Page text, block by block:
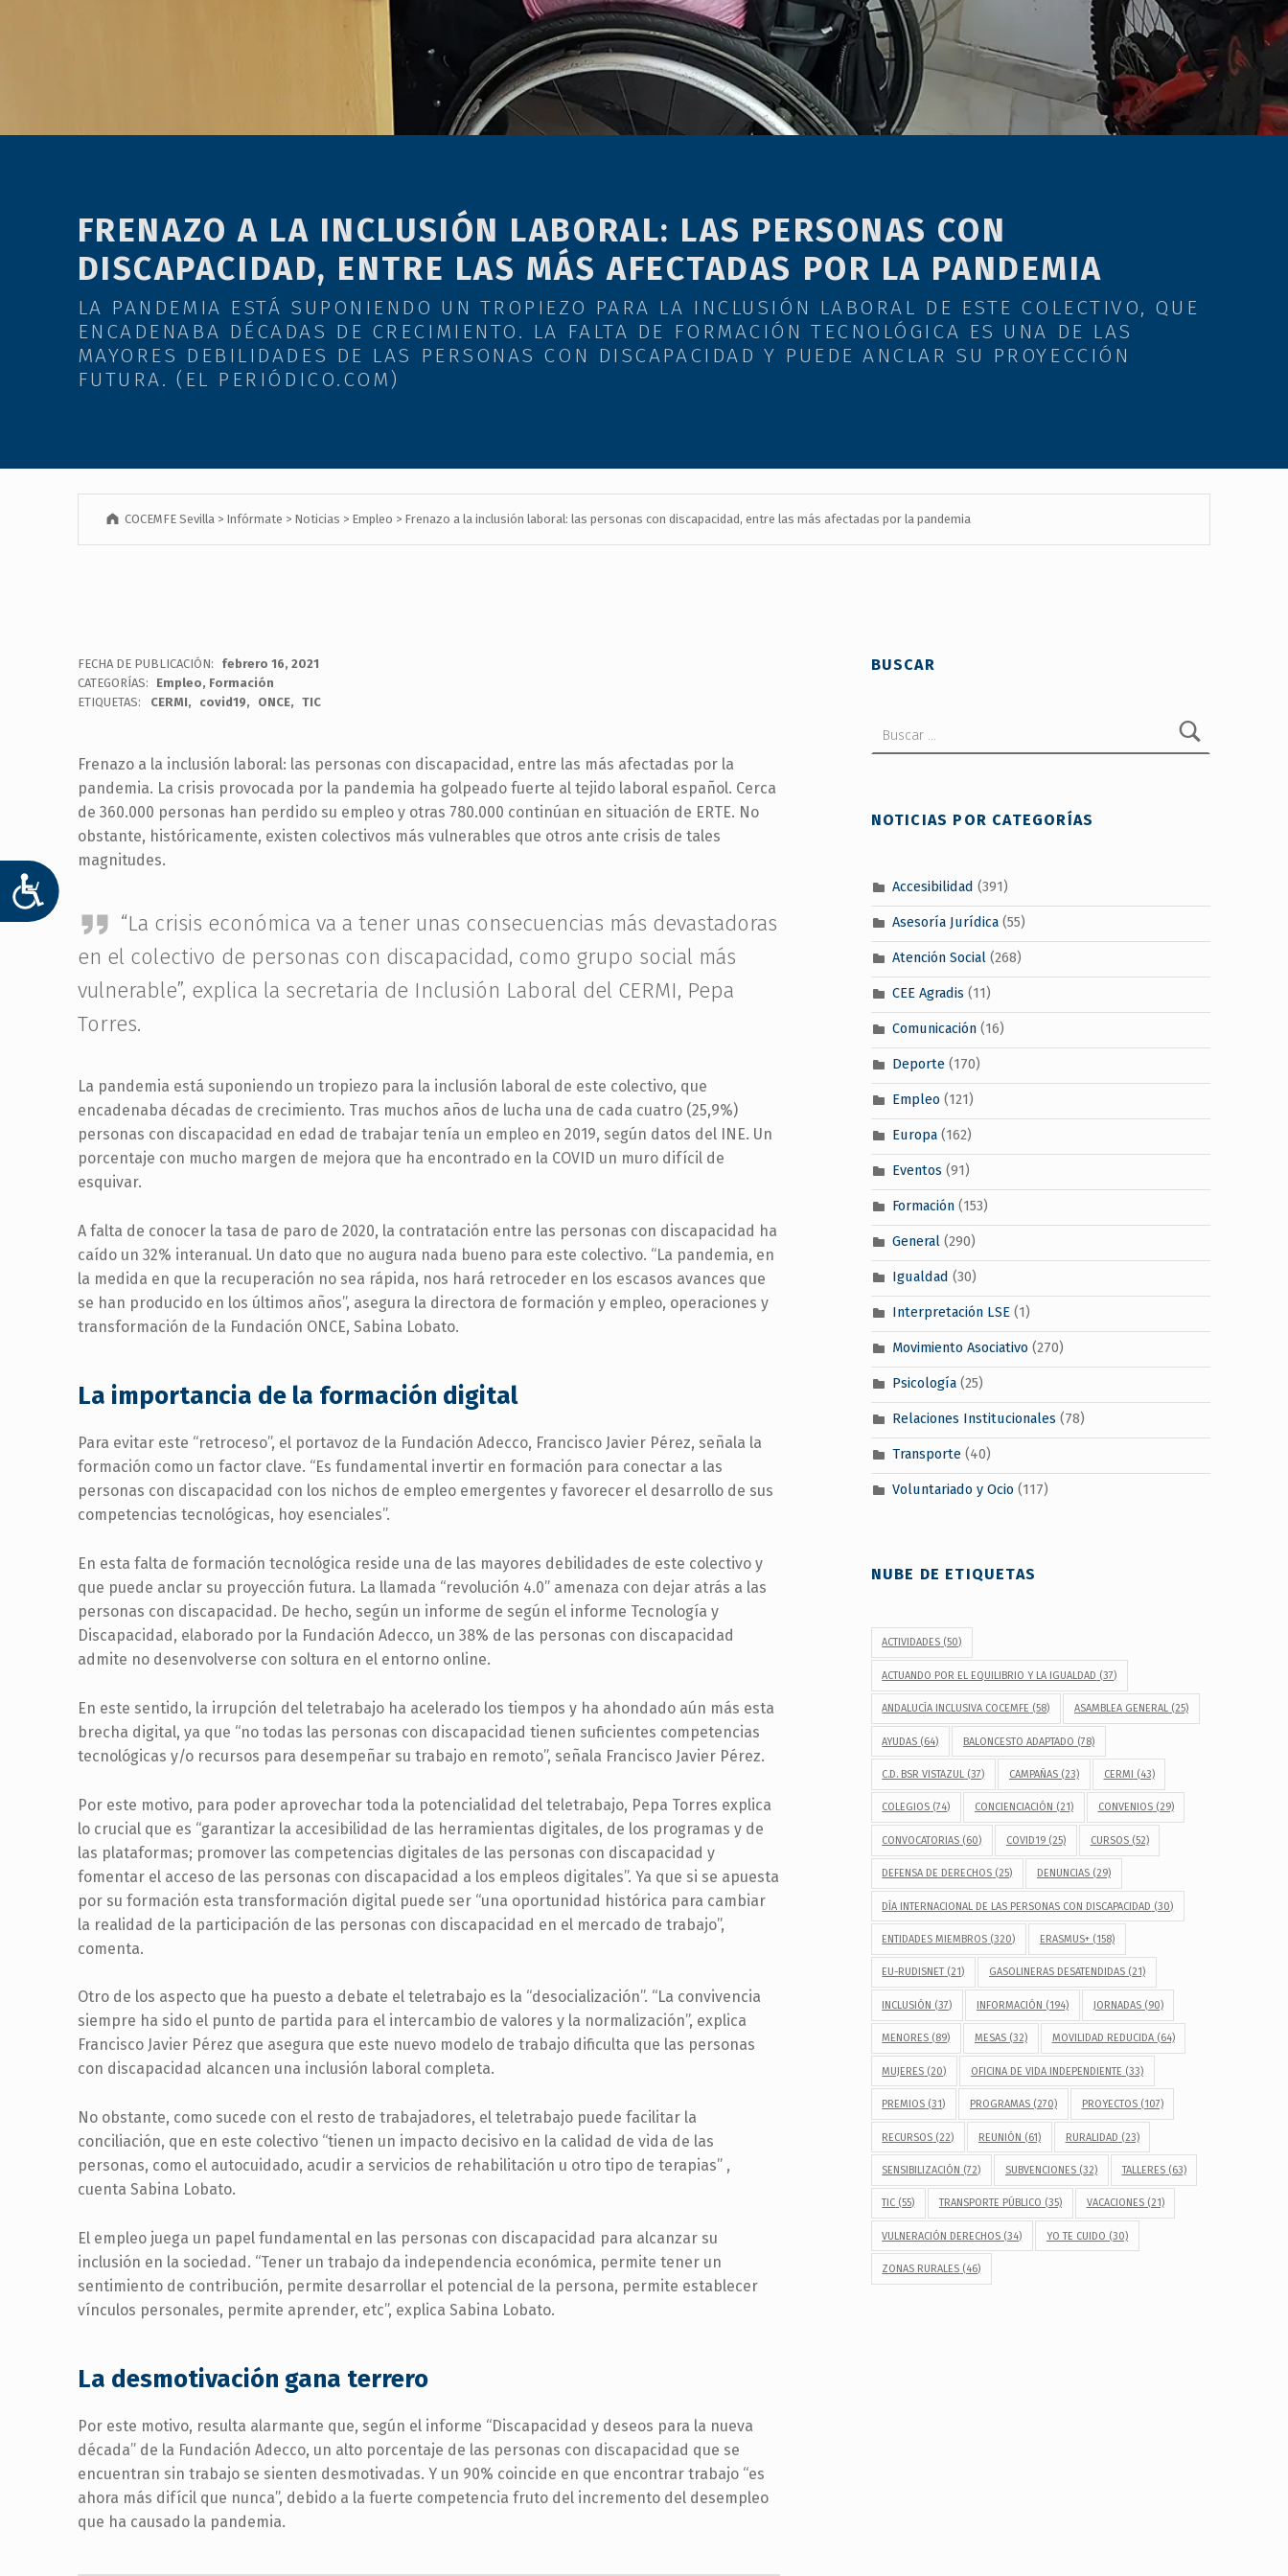
ACCESIBILIDAD
FRENAZO A LA INCLUSIÓN LABORAL: LAS PERSONAS CON
DISCAPACIDAD, ENTRE LAS MÁS AFECTADAS POR LA PANDEMIA
LA PANDEMIA ESTÁ SUPONIENDO UN TROPIEZO PARA LA INCLUSIÓN LABORAL DE ESTE COLECTIVO, QUE
ENCADENABA DÉCADAS DE CRECIMIENTO. LA FALTA DE FORMACIÓN TECNOLÓGICA ES UNA DE LAS
MAYORES DEBILIDADES DE LAS PERSONAS CON DISCAPACIDAD Y PUEDE ANCLAR SU PROYECCIÓN
FUTURA. (EL PERIÓDICO.COM)
COCEMFE Sevilla > Infórmate > Noticias > Empleo > Frenazo a la inclusión laboral: las personas con discapacidad, entre las más afectadas por la pandemia
FECHA DE PUBLICACIÓN:
febrero 16, 2021
CATEGORÍAS:
Empleo, Formación
ETIQUETAS:
CERMI covid19 ONCE TIC
Frenazo a la inclusión laboral: las personas con discapacidad, entre las más afectadas por la
pandemia. La crisis provocada por la pandemia ha golpeado fuerte al tejido laboral español. Cerca
de 360.000 personas han perdido su empleo y otras 780.000 continúan en situación de ERTE. No
obstante, históricamente, existen colectivos más vulnerables que otros ante crisis de tales
magnitudes.
“La crisis económica va a tener unas consecuencias más devastadoras
en el colectivo de personas con discapacidad, como grupo social más
vulnerable”, explica la secretaria de Inclusión Laboral del CERMI, Pepa
Torres.
La pandemia está suponiendo un tropiezo para la inclusión laboral de este colectivo, que
encadenaba décadas de crecimiento. Tras muchos años de lucha una de cada cuatro (25,9%)
personas con discapacidad en edad de trabajar tenía un empleo en 2019, según datos del INE. Un
porcentaje con mucho margen de mejora que ha encontrado en la COVID un muro difícil de
esquivar.
A falta de conocer la tasa de paro de 2020, la contratación entre las personas con discapacidad ha
caído un 32% interanual. Un dato que no augura nada bueno para este colectivo. “La pandemia, en
la medida en que la recuperación no sea rápida, nos hará retroceder en los escasos avances que
se han producido en los últimos años”, asegura la directora de formación y empleo, operaciones y
transformación de la Fundación ONCE, Sabina Lobato.
La importancia de la formación digital
Para evitar este “retroceso”, el portavoz de la Fundación Adecco, Francisco Javier Pérez, señala la
formación como un factor clave. “Es fundamental invertir en formación para conectar a las
personas con discapacidad con los nichos de empleo emergentes y favorecer el desarrollo de sus
competencias tecnológicas, hoy esenciales”.
En esta falta de formación tecnológica reside una de las mayores debilidades de este colectivo y
que puede anclar su proyección futura. La llamada “revolución 4.0” amenaza con dejar atrás a las
personas con discapacidad. De hecho, según un informe de según el informe Tecnología y
Discapacidad, elaborado por la Fundación Adecco, un 38% de las personas con discapacidad
admite no desenvolverse con soltura en el entorno online.
En este sentido, la irrupción del teletrabajo ha acelerado los tiempos y ha ahondado aún más esta
brecha digital, ya que “no todas las personas con discapacidad tienen suficientes competencias
tecnológicas y/o recursos para desempeñar su trabajo en remoto”, señala Francisco Javier Pérez.
Por este motivo, para poder aprovechar toda la potencialidad del teletrabajo, Pepa Torres explica
lo crucial que es “garantizar la accesibilidad de las herramientas digitales, de los programas y de
las plataformas; promover las competencias digitales de las personas con discapacidad y
fomentar el acceso de las personas con discapacidad a los empleos digitales”. Ya que si se apuesta
por su formación esta transformación digital puede ser “una oportunidad histórica para cambiar
la realidad de la participación de las personas con discapacidad en el mercado de trabajo”,
comenta.
Otro de los aspecto que ha puesto a debate el teletrabajo es la “desocialización”. “La convivencia
siempre ha sido el punto de partida para el intercambio de valores y la normalización”, explica
Francisco Javier Pérez que asegura que este nuevo modelo de trabajo dificulta que las personas
con discapacidad alcancen una inclusión laboral completa.
No obstante, como sucede con el resto de trabajadores, el teletrabajo puede facilitar la
conciliación, que en este colectivo “tienen un impacto decisivo en la calidad de vida de las
personas, como el autocuidado, acudir a servicios de rehabilitación u otro tipo de terapias” ,
cuenta Sabina Lobato.
El empleo juega un papel fundamental en las personas con discapacidad para alcanzar su
inclusión en la sociedad. “Tener un trabajo da independencia económica, permite tener un
sentimiento de contribución, permite desarrollar el potencial de la persona, permite establecer
vínculos personales, permite aprender, etc”, explica Sabina Lobato.
La desmotivación gana terrero
Por este motivo, resulta alarmante que, según el informe “Discapacidad y deseos para la nueva
década” de la Fundación Adecco, un alto porcentaje de las personas con discapacidad que se
encuentran sin trabajo se sienten desmotivadas. Y un 90% coincide en que encontrar trabajo “es
ahora más difícil que nunca”, debido a la fuerte competencia fruto del incremento del desempleo
que ha causado la pandemia.
BUSCAR
NOTICIAS POR CATEGORÍAS
Accesibilidad (391)
Asesoría Jurídica(55)
Atención Social(268)
CEE Agradis (11)
Comunicación(16)
Deporte(170)
Empleo (121)
Europa(162)
Eventos (91)
Formación(153)
General(290)
Igualdad (30)
Interpretación LSE(1)
Movimiento Asociativo (270)
Psicología(25)
Relaciones Institucionales (78)
Transporte(40)
Voluntariado y Ocio (117)
NUBE DE ETIQUETAS
ACTIVIDADES (50)
ACTUANDO POR EL EQUILIBRIO Y LA IGUALDAD (37)
ANDALUCÍA INCLUSIVA COCEMFE (58) ASAMBLEA GENERAL(25)
AYUDAS (64) BALONCESTO ADAPTADO (78)
C.D. BSR VISTAZUL (37) CAMPAÑAS(23) CERMI (43)
COLEGIOS (74) CONCIENCIACIÓN (21) CONVENIOS(29)
CONVOCATORIAS (60) COVID19(25) CURSOS(52)
DEFENSA DE DERECHOS (25) DENUNCIAS(29)
DÍA INTERNACIONAL DE LAS PERSONAS CON DISCAPACIDAD (30)
ENTIDADES MIEMBROS (320) ERASMUS+(158)
EU-RUDISNET (21) GASOLINERAS DESATENDIDAS(21)
INCLUSIÓN (37) INFORMACIÓN (194) JORNADAS(90)
MENORES (89) MESAS(32) MOVILIDAD REDUCIDA(64)
MUJERES (20) OFICINA DE VIDA INDEPENDIENTE (33)
PREMIOS (31) PROGRAMAS(270) PROYECTOS(107)
RECURSOS (22) REUNIÓN (61) RURALIDAD (23)
SENSIBILIZACIÓN (72) SUBVENCIONES(32) TALLERES(63)
TIC (55) TRANSPORTE PÚBLICO (35) VACACIONES(21)
VULNERACIÓN DERECHOS (34) YO TE CUIDO (30)
ZONAS RURALES (46)